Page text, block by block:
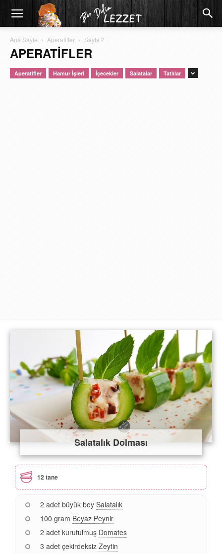
Ana Sayfa Aperatifler Sayfa 2
APERATIFLER
Aperatifler Hamur İşleri İçecekler Salatalar Tatlılar
Salatalık Dolması
12 tane
2 adet büyük boy Salatalık
100 gram Beyaz Peynir
2 adet kurutulmuş Domates
3 adet çekirdeksiz Zeytin